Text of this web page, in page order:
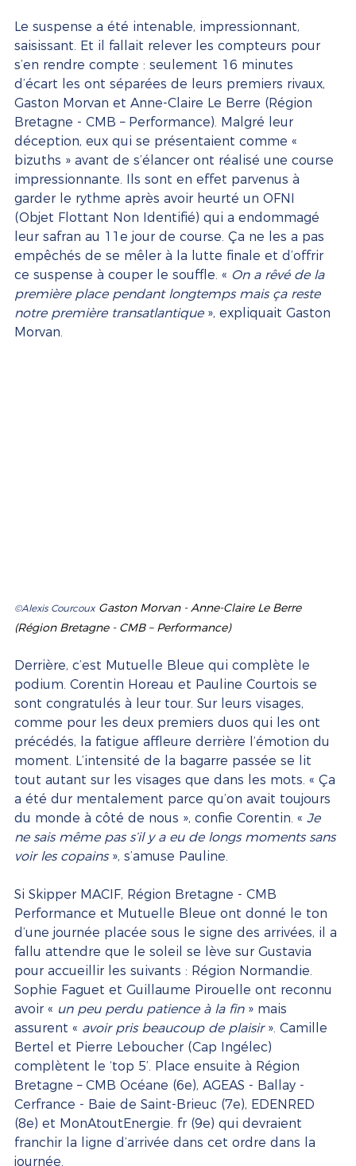
Le suspense a été intenable, impressionnant,
saisissant. Et il fallait relever les compteurs pour
s’en rendre compte : seulement 16 minutes
d’écart les ont séparées de leurs premiers rivaux,
Gaston Morvan et Anne-Claire Le Berre (Région
Bretagne - CMB – Performance). Malgré leur
déception, eux qui se présentaient comme «
bizuths » avant de s’élancer ont réalisé une course
impressionnante. Ils sont en effet parvenus à
garder le rythme après avoir heurté un OFNI
(Objet Flottant Non Identifié) qui a endommagé
leur safran au 11e jour de course. Ça ne les a pas
empêchés de se mêler à la lutte finale et d’offrir
ce suspense à couper le souffle. « On a rêvé de la
première place pendant longtemps mais ça reste
notre première transatlantique », expliquait Gaston
Morvan.
©Alexis Courcoux Gaston Morvan - Anne-Claire Le Berre
(Région Bretagne - CMB – Performance)
Derrière, c’est Mutuelle Bleue qui complète le
podium. Corentin Horeau et Pauline Courtois se
sont congratulés à leur tour. Sur leurs visages,
comme pour les deux premiers duos qui les ont
précédés, la fatigue affleure derrière l’émotion du
moment. L’intensité de la bagarre passée se lit
tout autant sur les visages que dans les mots. « Ça
a été dur mentalement parce qu’on avait toujours
du monde à côté de nous », confie Corentin. « Je
ne sais même pas s’il y a eu de longs moments sans
voir les copains », s’amuse Pauline.
Si Skipper MACIF, Région Bretagne - CMB
Performance et Mutuelle Bleue ont donné le ton
d’une journée placée sous le signe des arrivées, il a
fallu attendre que le soleil se lève sur Gustavia
pour accueillir les suivants : Région Normandie.
Sophie Faguet et Guillaume Pirouelle ont reconnu
avoir « un peu perdu patience à la fin » mais
assurent « avoir pris beaucoup de plaisir ». Camille
Bertel et Pierre Leboucher (Cap Ingélec)
complètent le ‘top 5’. Place ensuite à Région
Bretagne – CMB Océane (6e), AGEAS - Ballay -
Cerfrance - Baie de Saint-Brieuc (7e), EDENRED
(8e) et MonAtoutEnergie. fr (9e) qui devraient
franchir la ligne d’arrivée dans cet ordre dans la
journée.